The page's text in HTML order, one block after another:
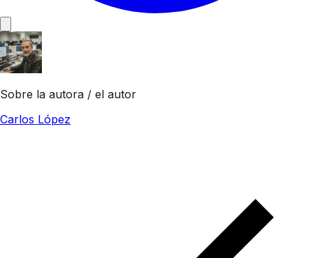
Sobre la autora / el autor
Carlos López